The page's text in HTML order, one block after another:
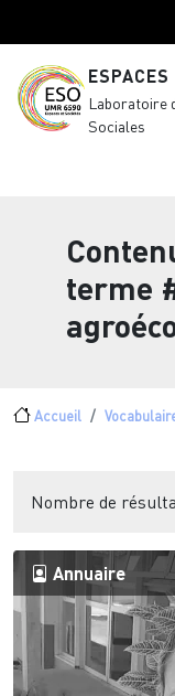
Laboratoire
Sociales
terme
Fil d'Ariane
Accueil
Nombre de
Annuaire